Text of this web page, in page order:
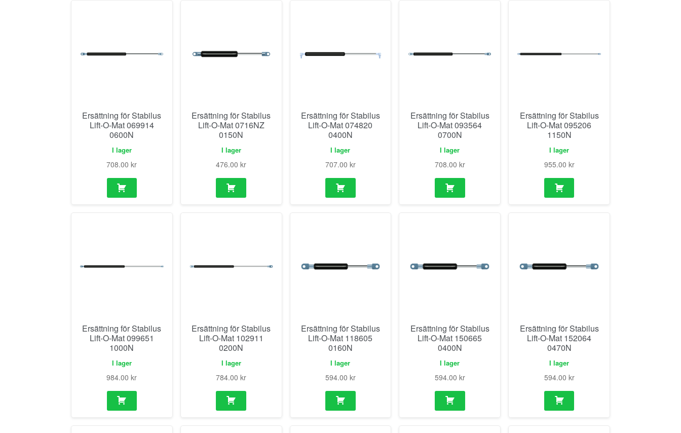
Ersättning för Stabilus
Lift-O-Mat 069914
0600N
I lager
708.00kr
Ersättning för Stabilus
Lift-O-Mat 0716NZ
0150N
I lager
476.00kr
Ersättning för Stabilus
Lift-O-Mat 074820
0400N
I lager
707.00 kr
Ersättning för Stabilus
Lift-O-Mat 093564
0700N
I lager
708.00 kr
Ersättning för Stabilus
Lift-O-Mat 095206
1150N
I lager
955.00 kr
Ersättning för Stabilus
Lift-O-Mat 099651
1000N
I lager
984.00kr
Ersättning för Stabilus
Lift-O-Mat 102911
0200N
I lager
784.00kr
Ersättning för Stabilus
Lift-O-Mat 118605
0160N
I lager
594.00 kr
Ersättning för Stabilus
Lift-O-Mat 150665
0400N
I lager
594.00 kr
Ersättning för Stabilus
Lift-O-Mat 152064
0470N
I lager
594.00 kr